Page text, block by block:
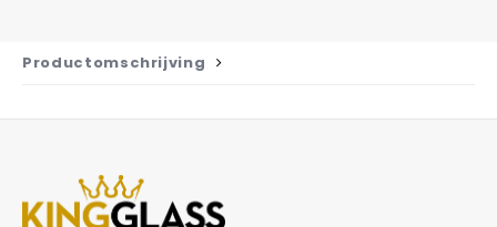
Productomschrijving